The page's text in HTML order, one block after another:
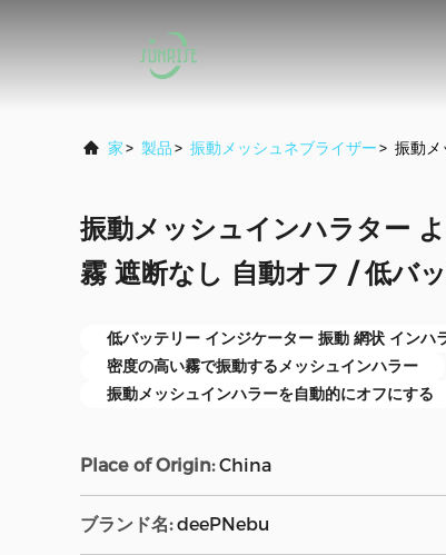
家> 製品> 振動メッシュネブライザー> 振動メ
振動メッシュインハラター
霧 遮断なし 自動オフ / 低バ
低バッテリー インジケーター 振動 網状 インハ
密度の高い霧で振動するメッシュインハラー
振動メッシュインハラーを自動的にオフにする
Place of Origin: China
ブランド名: deePNebu